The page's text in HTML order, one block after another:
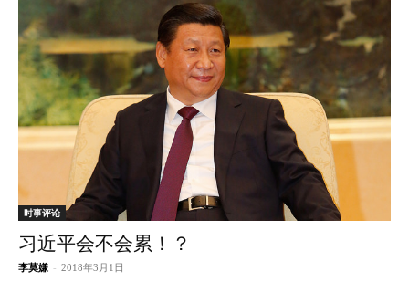
时事评论
习近平会不会累！？
李莫嫌 - 2018年3月1日